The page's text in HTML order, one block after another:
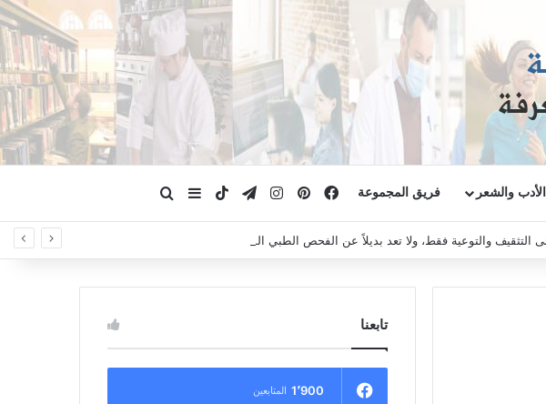
الأدب والشعر فريق المجموعة فيسبوكبينتيريستانستقرامتيلقرام‫TikTokإضافة عمود جانبي
التثقيف والتوعية فقط، ولا تعد بديلاً عن الفحص الطبي السريري، دائمًا استشر الطبيب.
تابعنا
1٬900 المتابعين